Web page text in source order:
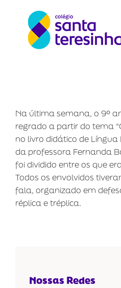
conteúdo
Na última semana, o 9º
regrado a partir do tema
no livro didático de
da professora Fernanda
foi dividido entre os que
Todos os envolvidos
fala, organizado em
réplica e tréplica.
Nossas Redes